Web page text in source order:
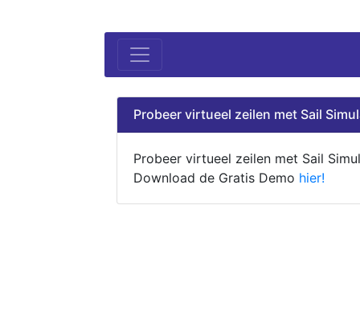
Probeer virtueel zeilen met Sail
Probeer virtueel zeilen met Sail
Download de Gratis Demo hier!